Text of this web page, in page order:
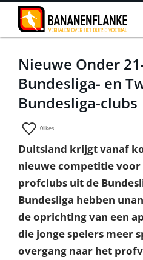
Home
Nieuws
Interviews
Groundhopverhalen
De fans
Achtergrond
Nieuwe Onder
Bundesliga- en
Bundesliga-clubs
0likes
Duitsland krijgt vanaf
nieuwe competitie voor
profclubs uit de
Bundesliga hebben
de oprichting van een
die jonge spelers meer
overgang naar het